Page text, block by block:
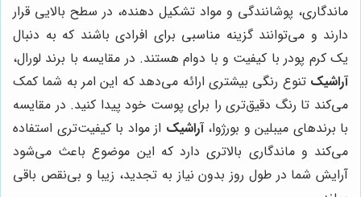
ماندگاری، پوشانندگی و مواد تشکیل دهنده، در سطح بالایی قرار
دارند و می‌توانند گزینه مناسبی برای افرادی باشند که به دنبال
یک کرم پودر با کیفیت و با دوام هستند. در مقایسه با برند لورال،
آراشیک تنوع رنگی بیشتری ارائه می‌دهد که این امر به شما کمک
می‌کند تا رنگ دقیق‌تری را برای پوست خود پیدا کنید. در مقایسه
با برندهای میبلین و بورژوا،آراشیک از مواد با کیفیت‌تری استفاده
می‌کند و ماندگاری بالاتری دارد که این موضوع باعث می‌شود
آرایش شما در طول روز بدون نیاز به تجدید، زیبا و بی‌نقص باقی